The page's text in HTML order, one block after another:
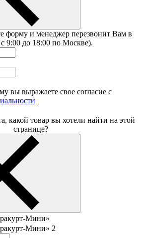
форму и менеджер перезвонит Вам в
9:00 до 18:00 по Москве).
вы выражаете свое согласие с
какой товар вы хотели найти на этой
странице?
Мини»
Мини» 2